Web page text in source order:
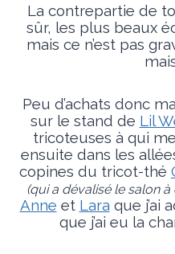
La contrepartie de
sûr, les plus beaux
mais ce n’est pas
Peu d’achats donc
sur le stand de Lil
tricoteuses à qui
ensuite dans les
copines du tricot-thé
(qui a dévalisé le salon
Anne et Lara que j’ai
que j’ai eu la